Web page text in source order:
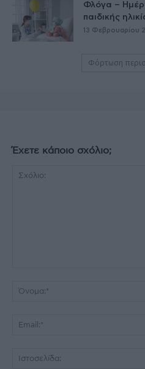
Φλόγα –
παιδικής
13 Φεβρουαρίου
Φόρτωση
Έχετε κάποιο σχόλιο;